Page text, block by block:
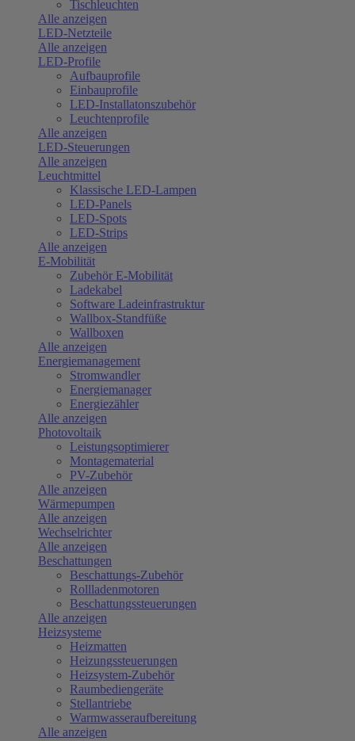
Tischleuchten
Alle anzeigen
LED-Netzteile
Alle anzeigen
LED-Profile
Aufbauprofile
Einbauprofile
LED-Installatonszubehör
Leuchtenprofile
Alle anzeigen
LED-Steuerungen
Alle anzeigen
Leuchtmittel
Klassische LED-Lampen
LED-Panels
LED-Spots
LED-Strips
Alle anzeigen
E-Mobilität
Zubehör E-Mobilität
Ladekabel
Software Ladeinfrastruktur
Wallbox-Standfüße
Wallboxen
Alle anzeigen
Energiemanagement
Stromwandler
Energiemanager
Energiezähler
Alle anzeigen
Photovoltaik
Leistungsoptimierer
Montagematerial
PV-Zubehör
Alle anzeigen
Wärmepumpen
Alle anzeigen
Wechselrichter
Alle anzeigen
Beschattungen
Beschattungs-Zubehör
Rollladenmotoren
Beschattungssteuerungen
Alle anzeigen
Heizsysteme
Heizmatten
Heizungssteuerungen
Heizsystem-Zubehör
Raumbediengeräte
Stellantriebe
Warmwasseraufbereitung
Alle anzeigen